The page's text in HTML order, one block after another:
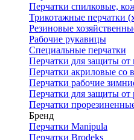
Перчатки спилковые,
Трикотажные перчатки
Резиновые
Рабочие рукавицы
Специальные перчатки
Перчатки для защиты от
Перчатки акриловые со
Перчатки рабочие
Перчатки для защиты от
Перчатки
Бренд
Перчатки Manipula
Перчатки Brodeks